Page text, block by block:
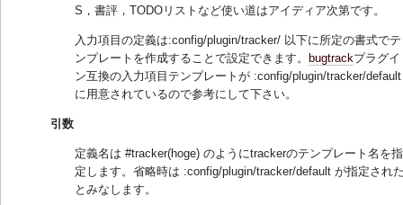
S，書評，TODOリストなど使い道はアイディア次第です。
入力項目の定義は:config/plugin/tracker/ 以下に所定の書式でテ
ンプレートを作成することで設定できます。
bugtrackプラグイ
ン互換の入力項目テンプレートが :config/plugin/tracker/default
に用意されているので参考にして下さい。
引数
定義名は #tracker(hoge) のようにtrackerのテンプレート名を指
定します。省略時は :config/plugin/tracker/default が指定され
とみなします。